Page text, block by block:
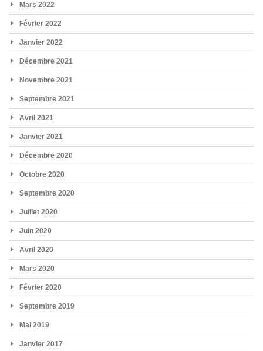
Mars 2022
Février 2022
Janvier 2022
Décembre 2021
Novembre 2021
Septembre 2021
Avril 2021
Janvier 2021
Décembre 2020
Octobre 2020
Septembre 2020
Juillet 2020
Juin 2020
Avril 2020
Mars 2020
Février 2020
Septembre 2019
Mai 2019
Janvier 2017